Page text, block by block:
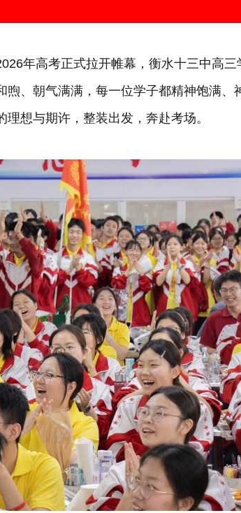
年高考正式拉开帷幕，衡水十三中高三
煦、朝气满满，每一位学子都精神饱满、
想与期许，整装出发，奔赴考场。